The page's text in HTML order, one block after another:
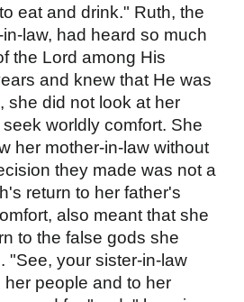
eat and drink." Ruth, the
law, had heard so much
the Lord among His
and knew that He was
she did not look at her
worldly comfort. She
her mother-in-law without
they made was not a
return to her father's
also meant that she
to the false gods she
"See, your sister-in-law
people and to her